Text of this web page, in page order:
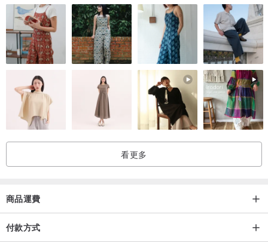
www.pinkoi.com/product/RDM3mYiM?cat...
www.pinkoi.com/product/CDgcZgpc?cat...
看更多
商品運費
付款方式